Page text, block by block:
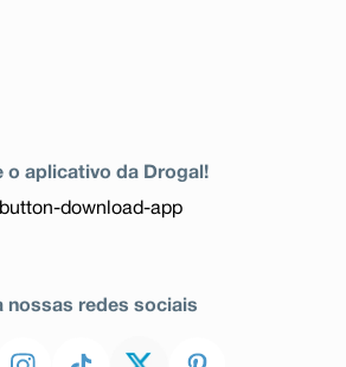
o aplicativo da Drogal!
nossas redes sociais